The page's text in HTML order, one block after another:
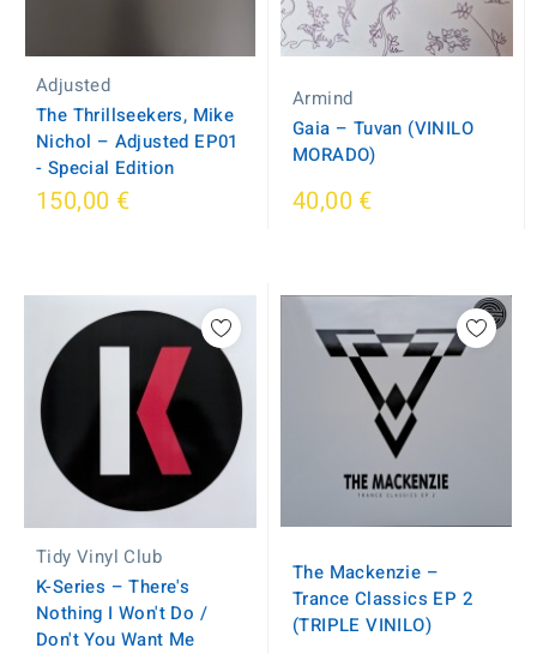
Adjusted
The Thrillseekers, Mike
Nichol ‎– Adjusted EP01
- Special Edition
150,00 €
Armind
Gaia ‎– Tuvan (VINILO
MORADO)
40,00 €
Tidy Vinyl Club
K-Series ‎– There's
Nothing I Won't Do /
Don't You Want Me
The Mackenzie ‎–
Trance Classics EP 2
(TRIPLE VINILO)